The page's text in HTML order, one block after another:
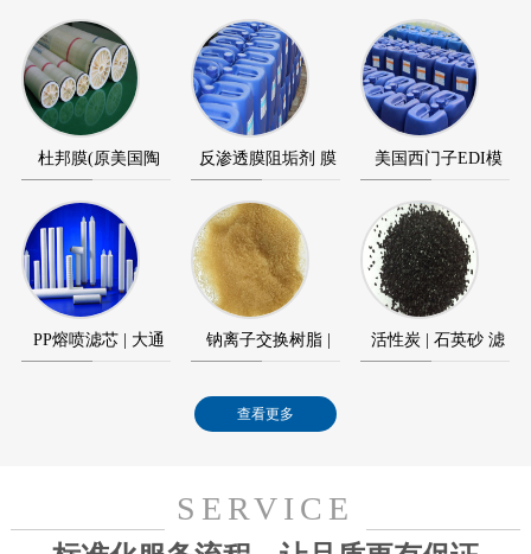
杜邦膜(原美国陶
氏) 海德能反渗透膜
元件
反渗透膜阻垢剂 膜
清洗剂 膜杀菌剂
美国西门子EDI模
块 美国通用GE EDI
模块
PP熔喷滤芯 | 大通 钠离子交换树脂 | 活性炭 | 石英砂 滤
查看更多
SERVICE